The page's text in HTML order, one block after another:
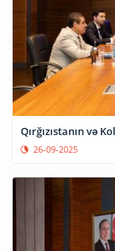
Qırğızıstanın və
26-09-2025